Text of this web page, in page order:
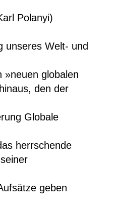
Polanyi)
unseres Welt- und
»neuen globalen
den der
Globale
herrschende
geben